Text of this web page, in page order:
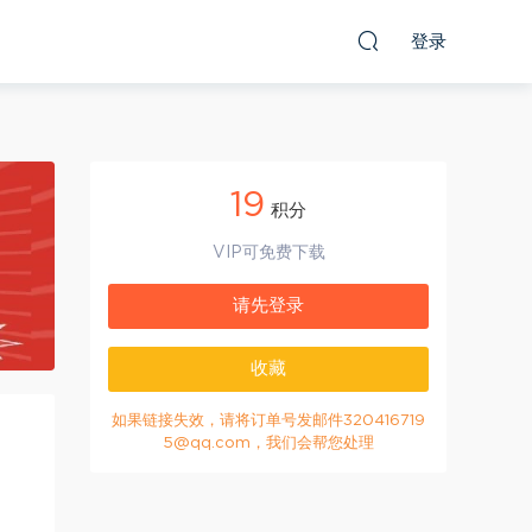
登录
19 积分
VIP可免费下载
请先登录
收藏
如果链接失效，请将订单号发邮件320416719
5@qq.com，我们会帮您处理